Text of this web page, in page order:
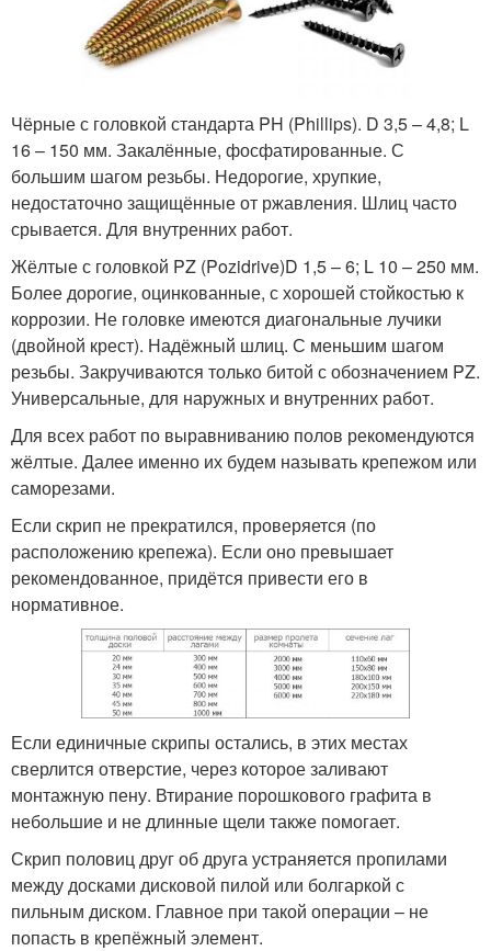
Чёрные с головкой стандарта PH (Phillips). D 3,5 – 4,8; L
16 – 150 мм. Закалённые, фосфатированные. С
большим шагом резьбы. Недорогие, хрупкие,
недостаточно защищённые от ржавления. Шлиц часто
срывается. Для внутренних работ.
Жёлтые с головкой PZ (Pozidrive)D 1,5 – 6; L 10 – 250 мм.
Более дорогие, оцинкованные, с хорошей стойкостью к
коррозии. Не головке имеются диагональные лучики
(двойной крест). Надёжный шлиц. С меньшим шагом
резьбы. Закручиваются только битой с обозначением PZ.
Универсальные, для наружных и внутренних работ.
Для всех работ по выравниванию полов рекомендуются
жёлтые. Далее именно их будем называть крепежом или
саморезами.
Если скрип не прекратился, проверяется (по
расположению крепежа). Если оно превышает
рекомендованное, придётся привести его в
нормативное.
Если единичные скрипы остались, в этих местах
сверлится отверстие, через которое заливают
монтажную пену. Втирание порошкового графита в
небольшие и не длинные щели также помогает.
Скрип половиц друг об друга устраняется пропилами
между досками дисковой пилой или болгаркой с
пильным диском. Главное при такой операции – не
попасть в крепёжный элемент.